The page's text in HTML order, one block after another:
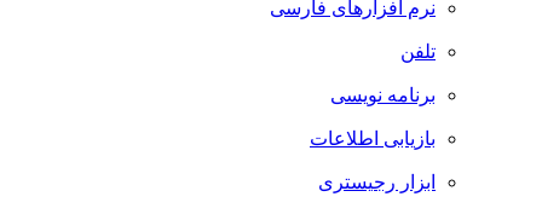
نرم افزارهای فارسی
تلفن
برنامه نویسی
بازیابی اطلاعات
ابزار رجیستری